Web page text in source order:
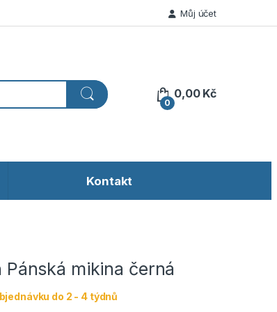
Můj účet
0
0,00 Kč
Kontakt
Pánská mikina černá
do 2 - 4 týdnů